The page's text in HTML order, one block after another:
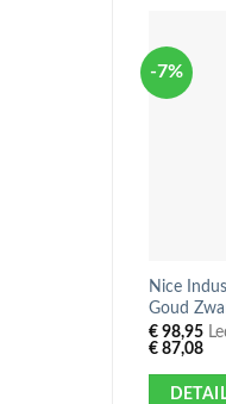
-7%
Nice
Goud
€98,95
€87,08